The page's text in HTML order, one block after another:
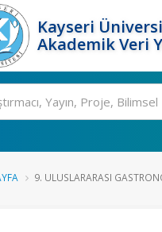
Kayseri
Akademik Veri
9. ULUSLARARASI